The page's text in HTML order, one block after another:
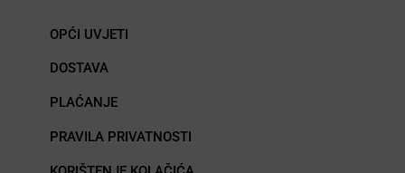
OPĆI UVJETI
DOSTAVA
PLAĆANJE
PRAVILA PRIVATNOSTI